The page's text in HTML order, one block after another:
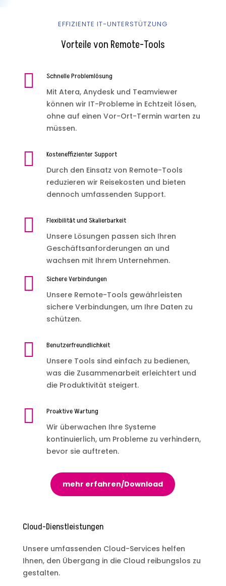
EFFIZIENTE IT-UNTERSTÜTZUNG
Vorteile von Remote-Tools
 Schnelle Problemlösung
Mit Atera, Anydesk und Teamviewer
können wir IT-Probleme in Echtzeit lösen,
ohne auf einen Vor-Ort-Termin warten zu
müssen.
 Kosteneffizienter Support
Durch den Einsatz von Remote-Tools
reduzieren wir Reisekosten und bieten
dennoch umfassenden Support.
 Flexibilität und Skalierbarkeit
Unsere Lösungen passen sich Ihren
Geschäftsanforderungen an und
wachsen mit Ihrem Unternehmen.
 Sichere Verbindungen
Unsere Remote-Tools gewährleisten
sichere Verbindungen, um Ihre Daten zu
schützen.
 Benutzerfreundlichkeit
Unsere Tools sind einfach zu bedienen,
was die Zusammenarbeit erleichtert und
die Produktivität steigert.
 Proaktive Wartung
Wir überwachen Ihre Systeme
kontinuierlich, um Probleme zu verhindern,
bevor sie auftreten.
mehr erfahren/Download
Cloud-Dienstleistungen
Unsere umfassenden Cloud-Services helfen
Ihnen, den Übergang in die Cloud reibungslos zu
gestalten.